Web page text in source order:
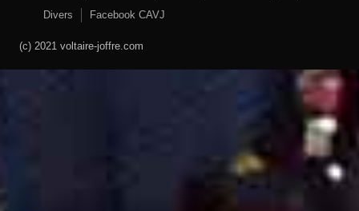
Divers
Facebook CAVJ
(c) 2021 voltaire-joffre.com